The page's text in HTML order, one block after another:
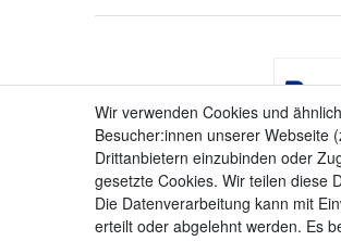
Wir verwenden Cookies und
Besucher:innen unserer Webseite
Drittanbietern einzubinden oder
gesetzte Cookies. Wir teilen diese
Die Datenverarbeitung kann mit
erteilt oder abgelehnt werden. Es